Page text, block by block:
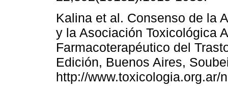
Kalina et al. Consenso de la
y la Asociación Toxicológica
Farmacoterapéutico del
Edición, Buenos Aires,
http://www.toxicologia.org.ar/